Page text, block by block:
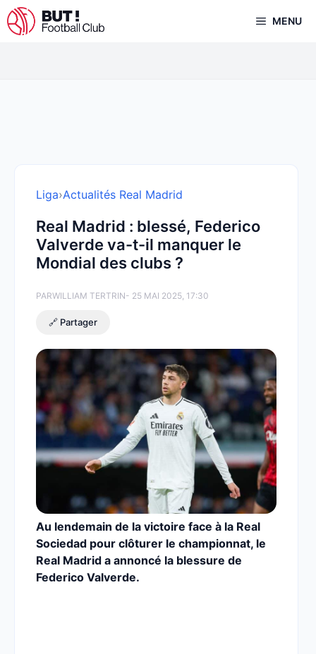
Aller
au
MENU
Liga›Actualités Real Madrid
Real Madrid : blessé, Federico
Valverde va-t-il manquer le
Mondial des clubs ?
PARWILLIAM TERTRIN- 25 MAI 2025, 17:30
🔗 Partager
Au lendemain de la victoire face à la Real
Sociedad pour clôturer le championnat, le
Real Madrid a annoncé la blessure de
Federico Valverde.